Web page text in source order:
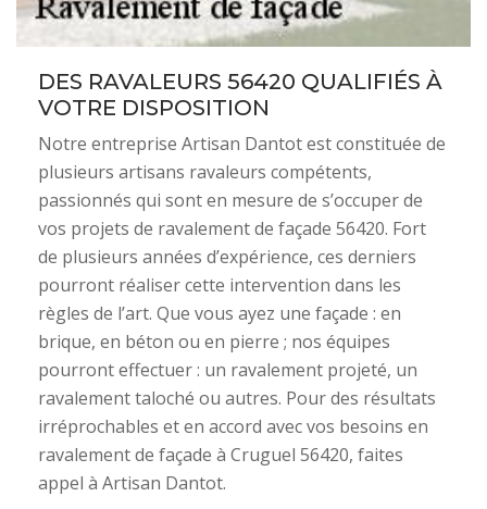
DES RAVALEURS 56420 QUALIFIÉS À
VOTRE DISPOSITION
Notre entreprise Artisan Dantot est constituée de
plusieurs artisans ravaleurs compétents,
passionnés qui sont en mesure de s’occuper de
vos projets de ravalement de façade 56420. Fort
de plusieurs années d’expérience, ces derniers
pourront réaliser cette intervention dans les
règles de l’art. Que vous ayez une façade : en
brique, en béton ou en pierre ; nos équipes
pourront effectuer : un ravalement projeté, un
ravalement taloché ou autres. Pour des résultats
irréprochables et en accord avec vos besoins en
ravalement de façade à Cruguel 56420, faites
appel à Artisan Dantot.